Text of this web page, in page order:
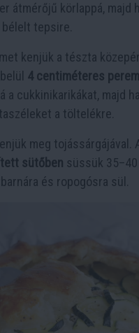
átmérőjű körlappá, majd
tepsire.
kenjük a tészta
4 centiméteres perem
a cukkinikarikákat, majd
a töltelékre.
meg tojássárgájával.
sütőben süssük
és ropogósra sül.